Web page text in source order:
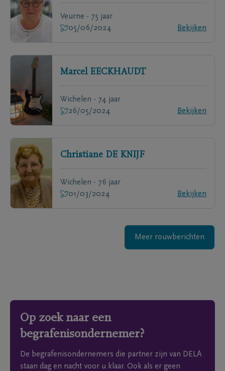
Veurne - 75 jaar
05/06/2024
Bekijken
Marcel EECKHAUDT
Wichelen - 74 jaar
26/05/2024
Bekijken
Christiane DE KNIJF
Wichelen - 76 jaar
01/03/2024
Bekijken
Meer rouwberichten
Op zoek naar een
begrafenisondernemer?
De begrafenisondernemers die partner zijn van DELA
staan dag en nacht voor u klaar. Ook als er geen